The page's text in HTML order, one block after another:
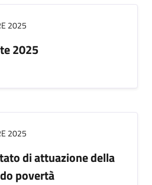
2025
2025
2025
di attuazione della
povertà